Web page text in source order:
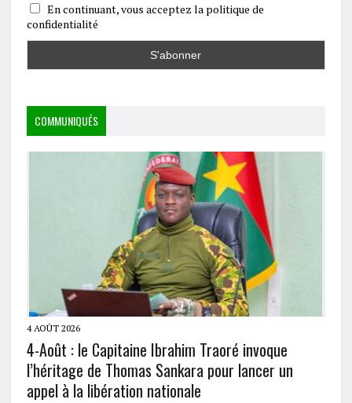
En continuant, vous acceptez la politique de
confidentialité
COMMUNIQUÉS
4 AOÛT 2026
4-Août : le Capitaine Ibrahim Traoré invoque
l’héritage de Thomas Sankara pour lancer un
appel à la libération nationale